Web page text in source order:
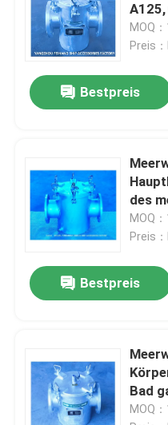
MOQ
Preis
Bestpreis
des
Cb/
MOQ
Preis
Bestpreis
Bad
CB/
MOQ